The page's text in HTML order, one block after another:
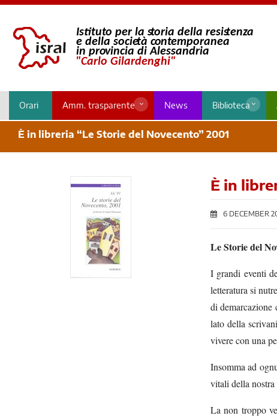
Orari Amm. trasparente News Biblioteca
È in libreria “Le Storie del Novecento” 2001
È in
6 DECEMBER
Le Storie del
I grandi eventi
letteratura si
di demarcazione
lato della
vivere con una
Insomma ad
vitali della
La non troppo